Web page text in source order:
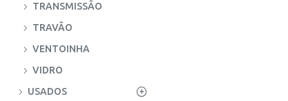
TRANSMISSÃO
TRAVÃO
VENTOINHA
VIDRO
USADOS